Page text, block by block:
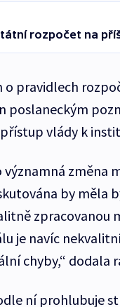
rozpočet na
o pravidlech
poslaneckým
vlády k
změna
by měla
zpracovanou
je navíc
chyby,“ dodala
ní prohlubuje